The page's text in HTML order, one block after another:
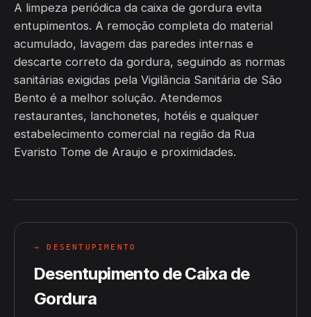
A limpeza periódica da caixa de gordura evita
entupimentos. A remoção completa do material
acumulado, lavagem das paredes internas e
descarte correto da gordura, seguindo as normas
sanitárias exigidas pela Vigilância Sanitária de São
Bento é a melhor solução. Atendemos
restaurantes, lanchonetes, hotéis e qualquer
estabelecimento comercial na região da Rua
Evaristo Tome de Araujo e proximidades.
→ DESENTUPIMENTO
Desentupimento de Caixa de
Gordura